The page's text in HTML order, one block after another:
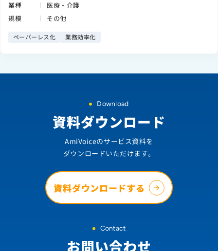
業種
医療・介護
規模
その他
ペーパーレス化 業務効率化
Download
資料ダウンロード
AmiVoiceのサービス資料を
ダウンロードいただけます。
資料ダウンロードする
Contact
お問い合わせ